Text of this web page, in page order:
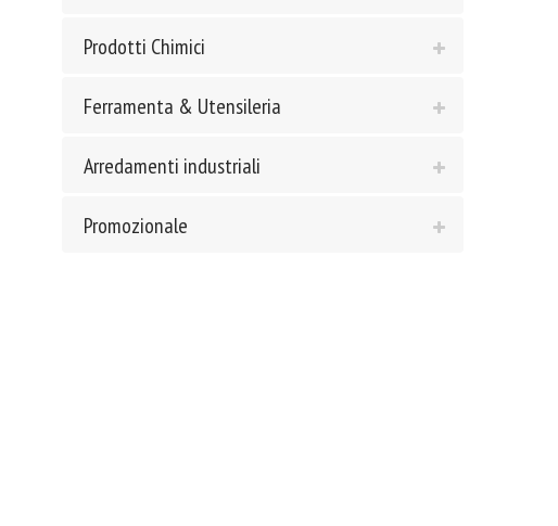
Prodotti Chimici
Ferramenta & Utensileria
Arredamenti industriali
Promozionale